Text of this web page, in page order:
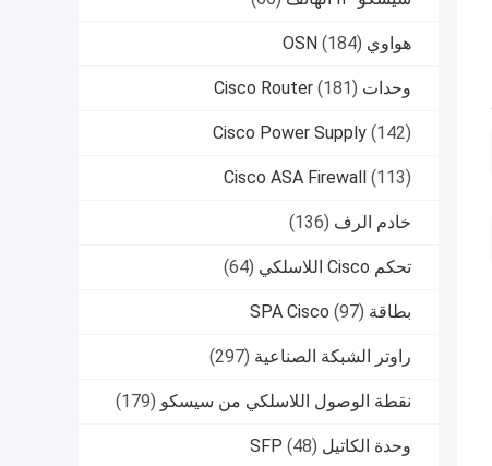
هواوي OSN (184)
وحدات Cisco Router (181)
Cisco Power Supply (142)
Cisco ASA Firewall (113)
خادم الرف (136)
تحكم Cisco اللاسلكي (64)
بطاقة SPA Cisco (97)
راوتر الشبكة الصناعية (297)
نقطة الوصول اللاسلكي من سيسكو (179)
وحدة الكاتيل SFP (48)